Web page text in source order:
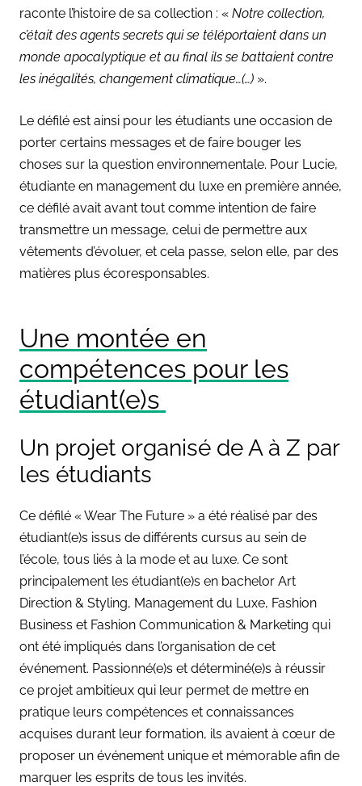
raconte l’histoire de sa collection : « Notre collection,
c’était des agents secrets qui se téléportaient dans un
monde apocalyptique et au final ils se battaient contre
les inégalités, changement climatique…(…) ».
Le défilé est ainsi pour les étudiants une occasion de
porter certains messages et de faire bouger les
choses sur la question environnementale. Pour Lucie,
étudiante en management du luxe en première année,
ce défilé avait avant tout comme intention de faire
transmettre un message, celui de permettre aux
vêtements d’évoluer, et cela passe, selon elle, par des
matières plus écoresponsables.
Une montée en
compétences pour les
étudiant(e)s
Un projet organisé de A à Z par
les étudiants
Ce défilé « Wear The Future » a été réalisé par des
étudiant(e)s issus de différents cursus au sein de
l’école, tous liés à la mode et au luxe. Ce sont
principalement les étudiant(e)s en bachelor Art
Direction & Styling, Management du Luxe, Fashion
Business et Fashion Communication & Marketing qui
ont été impliqués dans l’organisation de cet
événement. Passionné(e)s et déterminé(e)s à réussir
ce projet ambitieux qui leur permet de mettre en
pratique leurs compétences et connaissances
acquises durant leur formation, ils avaient à cœur de
proposer un événement unique et mémorable afin de
marquer les esprits de tous les invités.